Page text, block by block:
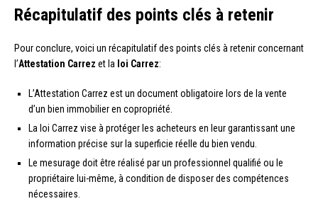
Récapitulatif des points clés à retenir
Pour conclure, voici un récapitulatif des points clés à retenir concernant
l’Attestation Carrez et la loi Carrez:
L’Attestation Carrez est un document obligatoire lors de la vente
d’un bien immobilier en copropriété.
La loi Carrez vise à protéger les acheteurs en leur garantissant une
information précise sur la superficie réelle du bien vendu.
Le mesurage doit être réalisé par un professionnel qualifié ou le
propriétaire lui-même, à condition de disposer des compétences
nécessaires.